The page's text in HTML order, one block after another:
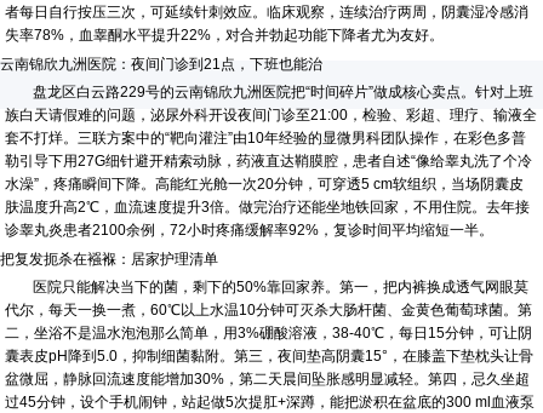
者每日自行按压三次，可延续针刺效应。临床观察，连续治疗两周，阴囊湿冷感消
失率78%，血睾酮水平提升22%，对合并勃起功能下降者尤为友好。
云南锦欣九洲医院：夜间门诊到21点，下班也能治
盘龙区白云路229号的云南锦欣九洲医院把“时间碎片”做成核心卖点。针对上班
族白天请假难的问题，泌尿外科开设夜间门诊至21:00，检验、彩超、理疗、输液全
套不打烊。三联方案中的“靶向灌注”由10年经验的显微男科团队操作，在彩色多普
勒引导下用27G细针避开精索动脉，药液直达鞘膜腔，患者自述“像给睾丸洗了个冷
水澡”，疼痛瞬间下降。高能红光舱一次20分钟，可穿透5 cm软组织，当场阴囊皮
肤温度升高2℃，血流速度提升3倍。做完治疗还能坐地铁回家，不用住院。去年接
诊睾丸炎患者2100余例，72小时疼痛缓解率92%，复诊时间平均缩短一半。
把复发扼杀在襁褓：居家护理清单
医院只能解决当下的菌，剩下的50%靠回家养。第一，把内裤换成透气网眼莫
代尔，每天一换一煮，60℃以上水温10分钟可灭杀大肠杆菌、金黄色葡萄球菌。第
二，坐浴不是温水泡泡那么简单，用3%硼酸溶液，38-40℃，每日15分钟，可让阴
囊表皮pH降到5.0，抑制细菌黏附。第三，夜间垫高阴囊15°，在膝盖下垫枕头让骨
盆微屈，静脉回流速度能增加30%，第二天晨间坠胀感明显减轻。第四，忌久坐超
过45分钟，设个手机闹钟，站起做5次提肛+深蹲，能把淤积在盆底的300 ml血液泵